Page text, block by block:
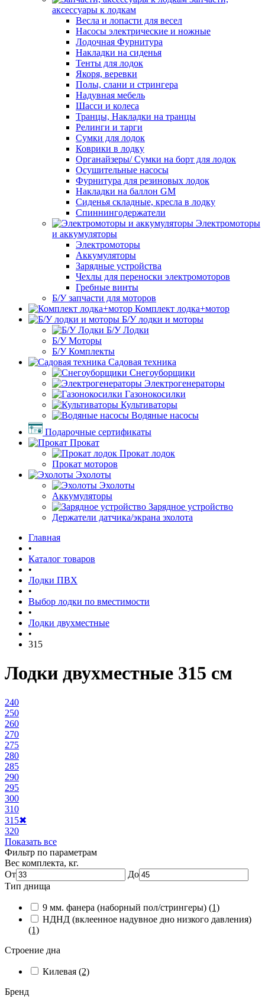
аксессуары к лодкам
Весла и лопасти для весел
Насосы электрические и ножные
Лодочная Фурнитура
Накладки на сиденья
Тенты для лодок
Якоря, веревки
Полы, слани и стрингера
Надувная мебель
Шасси и колеса
Транцы, Накладки на транцы
Релинги и тарги
Сумки для лодок
Коврики в лодку
Органайзеры/ Сумки на борт для лодок
Осушительные насосы
Фурнитура для резиновых лодок
Накладки на баллон GM
Сиденья складные, кресла в лодку
Спиннингодержатели
Электромоторы
и аккумуляторы
Электромоторы
Аккумуляторы
Зарядные устройства
Чехлы для переноски электромоторов
Гребные винты
Б/У запчасти для моторов
Комплект лодка+мотор
Б/У лодки и моторы
Б/У Лодки
Б/У Моторы
Б/У Комплекты
Садовая техника
Снегоуборщики
Электрогенераторы
Газонокосилки
Культиваторы
Водяные насосы
Подарочные сертификаты
Прокат
Прокат лодок
Прокат моторов
Эхолоты
Эхолоты
Аккумуляторы
Зарядное устройство
Держатели датчика/экрана эхолота
Главная
•
Каталог товаров
•
Лодки ПВХ
•
Выбор лодки по вместимости
•
Лодки двухместные
•
315
Лодки двухместные 315 см
240
250
260
270
275
280
285
290
295
300
310
315✖
320
Показать все
Фильтр по параметрам
Вес комплекта, кг.
От
До
Тип днища
9 мм. фанера (наборный пол/стрингеры) (1)
НДНД (вклеенное надувное дно низкого давления)
(1)
Строение дна
Килевая (2)
Бренд